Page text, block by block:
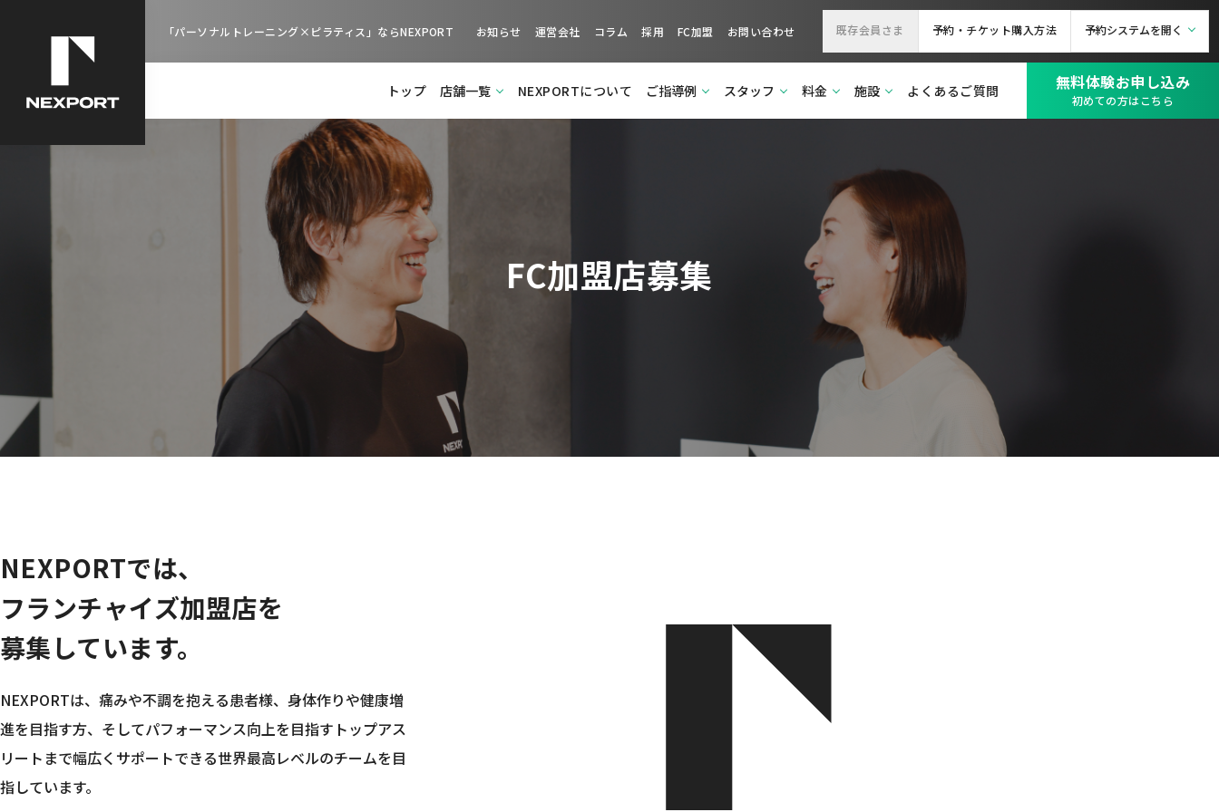
「パーソナルトレーニング×ピラティス」ならNEXPORT お知らせ 運営会社 コラム 採用 FC加盟 お問い合わせ 既存会員さま 予約・チケット購入方法 予約システムを開く
トップ 店舗一覧 NEXPORTについて ご指導例 スタッフ 料金 施設 よくあるご質問 無料体験お申し込み
初めての方はこちら
FC加盟店募集
NEXPORTでは、
フランチャイズ加盟店を
募集しています。
NEXPORTは、痛みや不調を抱える患者様、身体作りや健康増
進を目指す方、そしてパフォーマンス向上を目指すトップアス
リートまで幅広くサポートできる世界最高レベルのチームを目
指しています。